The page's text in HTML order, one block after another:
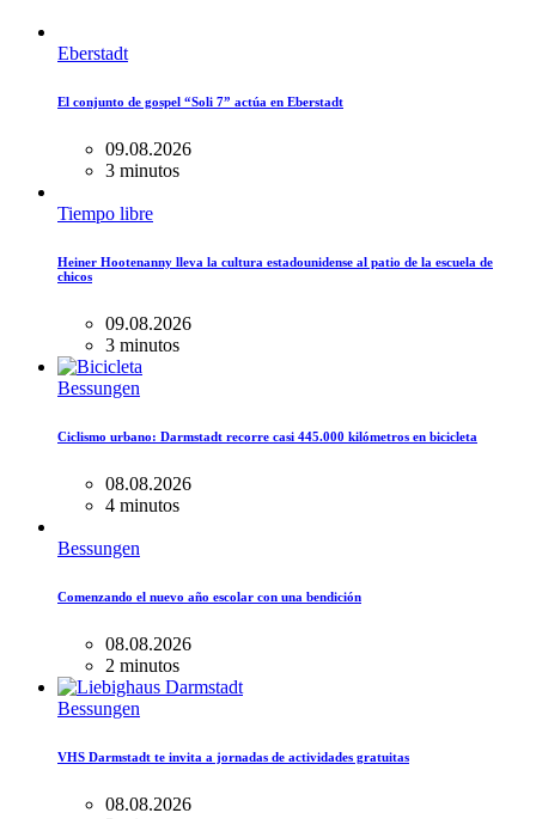
Eberstadt
El conjunto de gospel “Soli 7” actúa en Eberstadt
09.08.2026
3 minutos
Tiempo libre
Heiner Hootenanny lleva la cultura estadounidense al patio de la escuela de
chicos
09.08.2026
3 minutos
Bessungen
Ciclismo urbano: Darmstadt recorre casi 445.000 kilómetros en bicicleta
08.08.2026
4 minutos
Bessungen
Comenzando el nuevo año escolar con una bendición
08.08.2026
2 minutos
Bessungen
VHS Darmstadt te invita a jornadas de actividades gratuitas
08.08.2026